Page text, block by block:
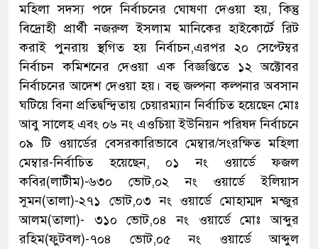
মহিলা সদস্য পদে নির্বাচনের ঘোষণা দেওয়া হয়, কিন্তু
বিদ্রোহী প্রার্থী নজরুল ইসলাম মানিকের হাইকোর্টে রিট
করাই পুনরায় স্থগিত হয় নির্বাচন,এরপর ২০ সেপ্টেম্বর
নির্বাচন কমিশনের দেওয়া এক বিজ্ঞপ্তিতে ১২ অক্টোবর
নির্বাচনের আদেশ দেওয়া হয়। বহু জল্পনা কল্পনার অবসান
ঘটিয়ে বিনা প্রতিদ্বন্দ্বিতায় চেয়ারম্যান নির্বাচিত হয়েছেন মোঃ
আবু সালেহ এবং ০৬ নং এওচিয়া ইউনিয়ন পরিষদ নির্বাচনে
০৯ টি ওয়ার্ডের বেসরকারিভাবে মেম্বার/সংরক্ষিত মহিলা
মেম্বার-নির্বাচিত হয়েছেন, ০১ নং ওয়ার্ডে ফজল
কবির(লাটীম)-৬৩০ ভোট,০২ নং ওয়ার্ডে ইলিয়াস
সুমন(তালা)-২৭১ ভোট,০৩ নং ওয়ার্ডে মোহাম্মদ মন্জুর
আলম(তালা)- ৩১০ ভোট,০৪ নং ওয়ার্ডে মোঃ আব্দুর
রহিম(ফুটবল)-৭০৪ ভোট,০৫ নং ওয়ার্ডে আব্দুল